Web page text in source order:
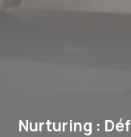
Nurturing :